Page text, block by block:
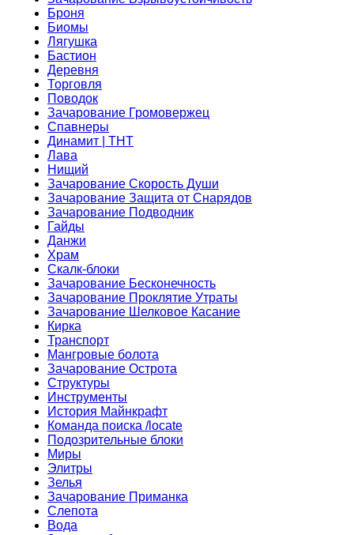
Броня
Биомы
Лягушка
Бастион
Деревня
Торговля
Поводок
Зачарование Громовержец
Спавнеры
Динамит | ТНТ
Лава
Нищий
Зачарование Скорость Души
Зачарование Защита от Снарядов
Зачарование Подводник
Гайды
Данжи
Храм
Скалк-блоки
Зачарование Бесконечность
Зачарование Проклятие Утраты
Зачарование Шелковое Касание
Кирка
Транспорт
Мангровые болота
Зачарование Острота
Структуры
Инструменты
История Майнкрафт
Команда поиска /locate
Подозрительные блоки
Миры
Элитры
Зелья
Зачарование Приманка
Слепота
Вода